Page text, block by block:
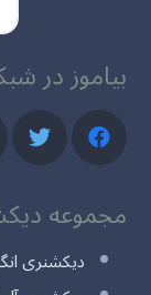
بیاموز در
مجموعه
دیکشنری